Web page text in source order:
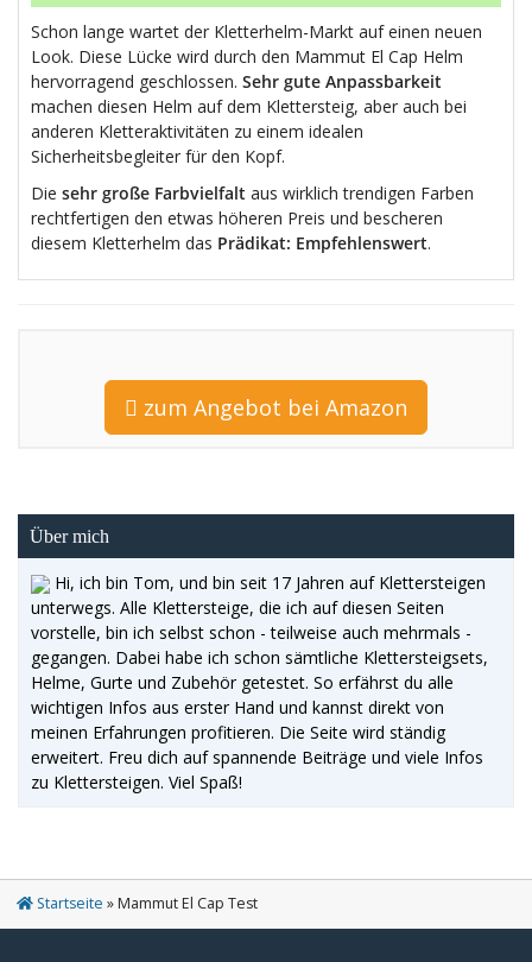
Schon lange wartet der Kletterhelm-Markt auf einen neuen
Look. Diese Lücke wird durch den Mammut El Cap Helm
hervorragend geschlossen. Sehr gute Anpassbarkeit
machen diesen Helm auf dem Klettersteig, aber auch bei
anderen Kletteraktivitäten zu einem idealen
Sicherheitsbegleiter für den Kopf.
Die sehr große Farbvielfalt aus wirklich trendigen Farben
rechtfertigen den etwas höheren Preis und bescheren
diesem Kletterhelm das Prädikat: Empfehlenswert.
zum Angebot bei Amazon
Über mich
Hi, ich bin Tom, und bin seit 17 Jahren auf Klettersteigen
unterwegs. Alle Klettersteige, die ich auf diesen Seiten
vorstelle, bin ich selbst schon - teilweise auch mehrmals -
gegangen. Dabei habe ich schon sämtliche Klettersteigsets,
Helme, Gurte und Zubehör getestet. So erfährst du alle
wichtigen Infos aus erster Hand und kannst direkt von
meinen Erfahrungen profitieren. Die Seite wird ständig
erweitert. Freu dich auf spannende Beiträge und viele Infos
zu Klettersteigen. Viel Spaß!
Startseite »Mammut El Cap Test